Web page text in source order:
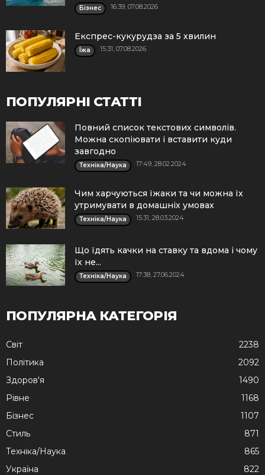
Бізнес 16:39, 07.08.2026
Експрес-кукурудза за 5 хвилин
Їжа 15:31, 07.08.2026
ПОПУЛЯРНІ СТАТТІ
Повний список текстових символів.
Можна скопіювати і вставити куди
завгодно
Техніка/Наука 17:49, 28.02.2024
Чим харчуються їжаки та чи можна їх
утримувати в домашніх умовах
Техніка/Наука 15:31, 28.03.2024
Що їдять качки на ставку та вдома і чому
їх не...
Техніка/Наука 17:38, 27.06.2024
ПОПУЛЯРНА КАТЕГОРІЯ
Cвіт
2238
Політика
2092
Здоров'я
1490
Рівне
1168
Бізнес
1107
Стиль
871
Техніка/Наука
865
Україна
822